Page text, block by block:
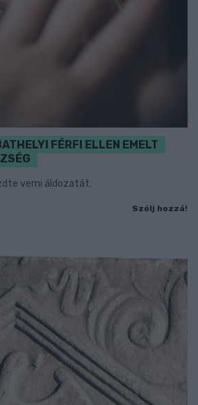
FÉRFI ELLEN EMELT
verni áldozatát.
Szólj hozzá!